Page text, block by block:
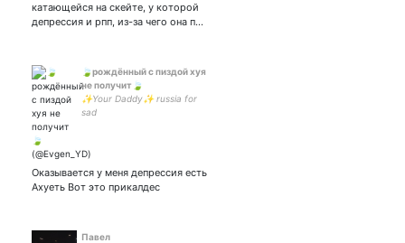
катающейся на скейте, у которой
депрессия и рпп, из-за чего она п…
🍃рождённый с пиздой хуя
не получит🍃
✨Your Daddy✨ russia for
sad
Оказывается у меня депрессия есть
Ахуеть Вот это прикалдес
Павел